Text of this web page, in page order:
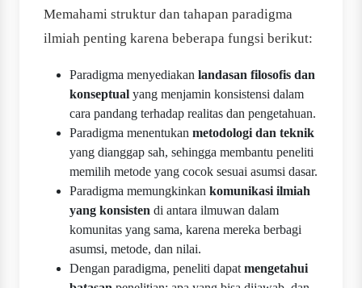
Memahami struktur dan tahapan paradigma
ilmiah penting karena beberapa fungsi berikut:
Paradigma menyediakan landasan filosofis dan
konseptual yang menjamin konsistensi dalam
cara pandang terhadap realitas dan pengetahuan.
Paradigma menentukan metodologi dan teknik
yang dianggap sah, sehingga membantu peneliti
memilih metode yang cocok sesuai asumsi dasar.
Paradigma memungkinkan komunikasi ilmiah
yang konsisten di antara ilmuwan dalam
komunitas yang sama, karena mereka berbagi
asumsi, metode, dan nilai.
Dengan paradigma, peneliti dapat mengetahui